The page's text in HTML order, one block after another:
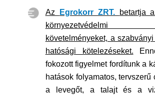
Az Egrokorr ZRT.
betartja
környezetvédelmi
követelményeket, a
hatósági kötelezéseket.
fokozott figyelmet fordítunk a
hatások folyamatos, tervszerű
a levegőt, a talajt és a